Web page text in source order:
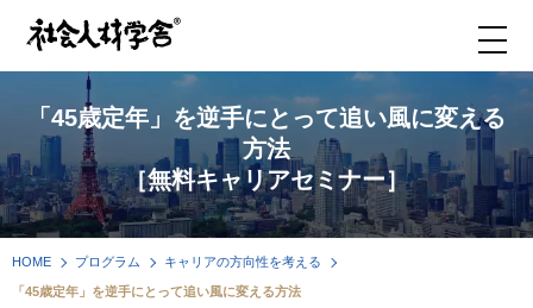
「45歳定年」を逆手にとって追い風に変える
方法
［無料キャリアセミナー］
HOME プログラム キャリアの方向性を考える
「45歳定年」を逆手にとって追い風に変える方法